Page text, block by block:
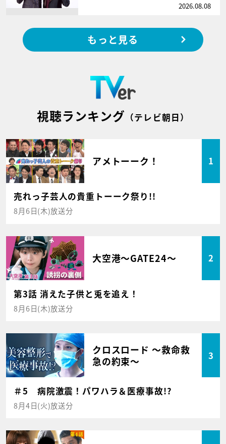
2026.08.08
もっと見る
視聴ランキング （テレビ朝日）
アメトーーク！ 1
売れっ子芸人の貴重トーーク祭り!!
8月6日(木)放送分
大空港～GATE24～ 2
第3話 消えた子供と兎を追え！
8月6日(木)放送分
クロスロード ～救命救
急の約束～
3
＃5 病院激震！パワハラ＆医療事故!?
8月4日(火)放送分